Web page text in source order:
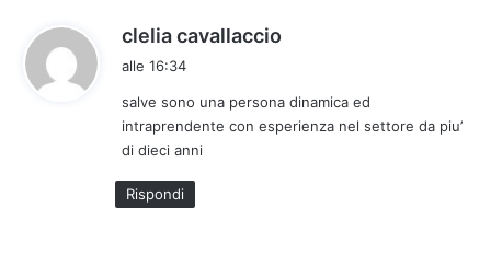
clelia cavallaccio
e
t
alle 16:34
salve sono una persona dinamica ed
intraprendente con esperienza nel settore da piu’
di dieci anni
Rispondi